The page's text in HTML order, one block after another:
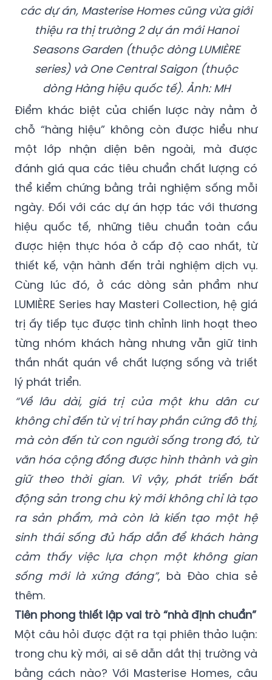
các dự án, Masterise Homes cũng vừa giới
thiệu ra thị trường 2 dự án mới Hanoi
Seasons Garden (thuộc dòng LUMIÈRE
series) và One Central Saigon (thuộc
dòng Hàng hiệu quốc tế). Ảnh: MH
Điểm khác biệt của chiến lược này nằm ở
chỗ “hàng hiệu” không còn được hiểu như
một lớp nhận diện bên ngoài, mà được
đánh giá qua các tiêu chuẩn chất lượng có
thể kiểm chứng bằng trải nghiệm sống mỗi
ngày. Đối với các dự án hợp tác với thương
hiệu quốc tế, những tiêu chuẩn toàn cầu
được hiện thực hóa ở cấp độ cao nhất, từ
thiết kế, vận hành đến trải nghiệm dịch vụ.
Cùng lúc đó, ở các dòng sản phẩm như
LUMIÈRE Series hay Masteri Collection, hệ giá
trị ấy tiếp tục được tinh chỉnh linh hoạt theo
từng nhóm khách hàng nhưng vẫn giữ tinh
thần nhất quán về chất lượng sống và triết
lý phát triển.
“Về lâu dài, giá trị của một khu dân cư
không chỉ đến từ vị trí hay phần cứng đô thị,
mà còn đến từ con người sống trong đó, từ
văn hóa cộng đồng được hình thành và gìn
giữ theo thời gian. Vì vậy, phát triển bất
động sản trong chu kỳ mới không chỉ là tạo
ra sản phẩm, mà còn là kiến tạo một hệ
sinh thái sống đủ hấp dẫn để khách hàng
cảm thấy việc lựa chọn một không gian
sống mới là xứng đáng”, bà Đào chia sẻ
thêm.
Tiên phong thiết lập vai trò “nhà định chuẩn”
Một câu hỏi được đặt ra tại phiên thảo luận:
trong chu kỳ mới, ai sẽ dẫn dắt thị trường và
bằng cách nào? Với Masterise Homes, câu